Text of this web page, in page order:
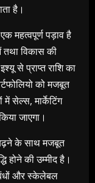
है।
महत्वपूर्ण पड़ाव है
विकास की
से प्राप्त राशि का
को मजबूत
सेल्स, मार्केटिंग
जाएगा।
के साथ मजबूत
होने की उम्मीद है।
और स्केलेबल